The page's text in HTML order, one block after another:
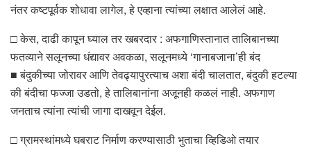
नंतर कष्टपूर्वक शोधावा लागेल, हे एव्हाना त्यांच्या लक्षात आलेलं आहे.
□ केस, दाढी कापून घ्याल तर खबरदार : अफगाणिस्तानात तालिबानच्या
फतव्याने सलूनच्या धंद्यावर अवकळा, सलूनमध्ये ‘गानाबजाना’ही बंद
■ बंदुकीच्या जोरावर आणि तेवढ्यापुरत्याच अशा बंदी चालतात, बंदुकी हटल्या
की बंदीचा फज्जा उडतो, हे तालिबानांना अजूनही कळलं नाही. अफगाण
जनताच त्यांना त्यांची जागा दाखवून देईल.
□ ग्रामस्थांमध्ये घबराट निर्माण करण्यासाठी भुताचा व्हिडिओ तयार